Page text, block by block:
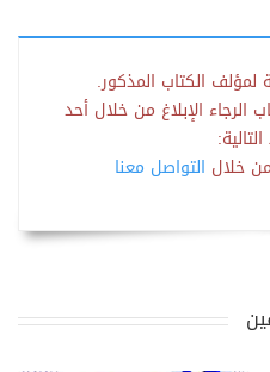
لمؤلف الكتاب المذكور.
الإبلاغ من خلال أحد
خلال التواصل معنا